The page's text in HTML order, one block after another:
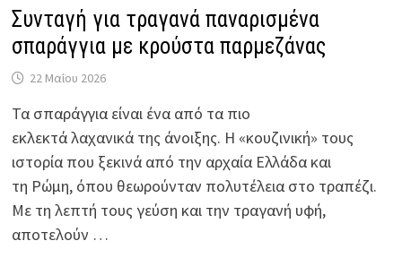
Συνταγή για τραγανά παναρισμένα
σπαράγγια με κρούστα παρμεζάνας
22 Μαΐου 2026
Τα σπαράγγια είναι ένα από τα πιο
εκλεκτά λαχανικά της άνοιξης. Η «κουζινική» τους
ιστορία που ξεκινά από την αρχαία Ελλάδα και
τη Ρώμη, όπου θεωρούνταν πολυτέλεια στο τραπέζι.
Με τη λεπτή τους γεύση και την τραγανή υφή,
αποτελούν …